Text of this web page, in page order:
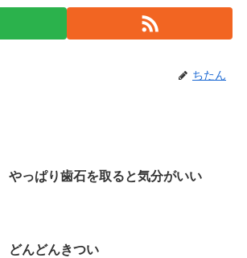
ちたん
やっぱり歯石を取ると気分がいい
どんどんきつい